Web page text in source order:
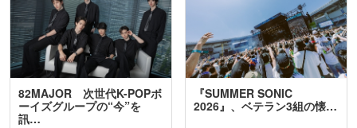
82MAJOR 次世代K-POPボ
ーイズグループの“今”を
訊…
『SUMMER SONIC
2026』、ベテラン3組の懐…